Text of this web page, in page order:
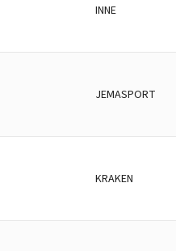
INNE
JEMASPORT
KRAKEN